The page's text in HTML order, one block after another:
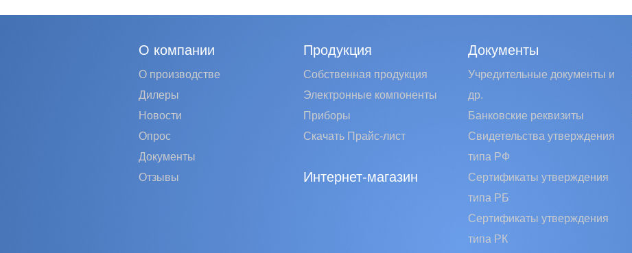
О компании
О производстве
Дилеры
Новости
Опрос
Документы
Отзывы
Продукция
Собственная продукция
Электронные компоненты
Приборы
Скачать Прайс-лист
Интернет-магазин
Документы
Учредительные документы и
др.
Банковские реквизиты
Свидетельства утверждения
типа РФ
Сертификаты утверждения
типа РБ
Сертификаты утверждения
типа РК